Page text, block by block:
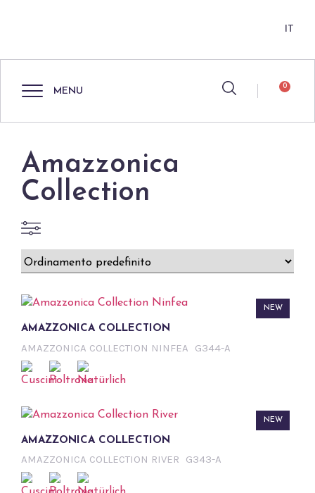
IT
MENU 0
Amazzonica
Collection
NEW
AMAZZONICA COLLECTION
AMAZZONICA COLLECTION NINFEA G344-A
NEW
AMAZZONICA COLLECTION
AMAZZONICA COLLECTION RIVER G343-A